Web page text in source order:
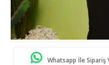
Whatsapp İle Sipariş